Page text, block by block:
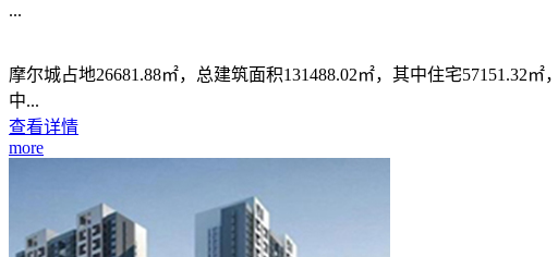
...
摩尔城占地26681.88㎡，总建筑面积131488.02㎡，其中住宅57151.32
中...
查看详情
more